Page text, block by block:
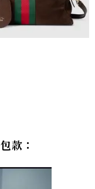
包款：